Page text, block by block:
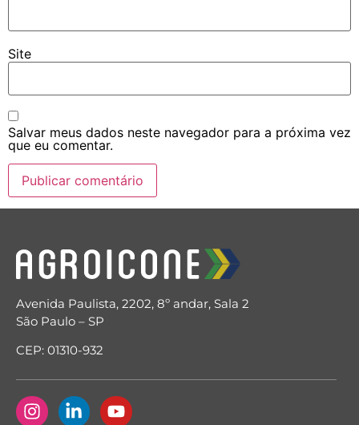
Site
Salvar meus dados neste navegador para a próxima vez
que eu comentar.
Avenida Paulista, 2202, 8º andar, Sala 2
São Paulo – SP
CEP: 01310-932